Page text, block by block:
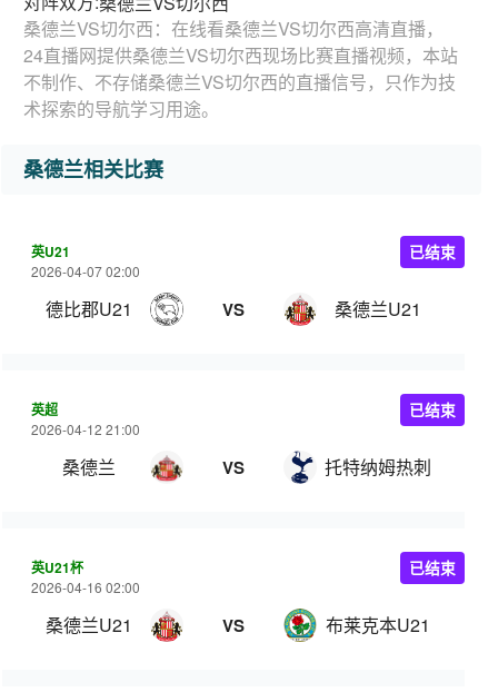
桑德兰VS切尔西：在线看桑德兰VS切尔西高清直播，
24直播网提供桑德兰VS切尔西现场比赛直播视频，本站
不制作、不存储桑德兰VS切尔西的直播信号，只作为技
术探索的导航学习用途。
桑德兰相关比赛
英U21
2026-04-07 02:00
德比郡U21 VS 桑德兰U21
已结束
英超
2026-04-12 21:00
桑德兰 VS 托特纳姆热刺
已结束
英U21杯
2026-04-16 02:00
桑德兰U21 VS 布莱克本U21
已结束